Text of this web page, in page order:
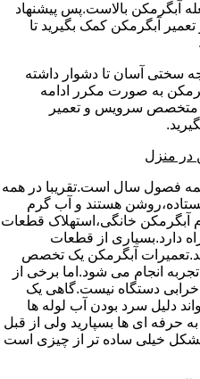
آبگرمکن بالاست.پس پیشنهاد
آبگرمکن کمک بگیرید تا
سختی آسان تا دشوار داشته
به صورت مکرر ادامه
متخصص سرویس و تعمیر
در منزل
همه فصول سال است.تقریبا در همه
هستند و آب گرم
آبگرمکن خانگی،استهلاک قطعات
دارد.بسیاری از قطعات
آبگرمکن یک تخصص
انجام می شود.اما برخی از
دستگاه نیست.گاهی یک
دلیل سرد بودن آب لوله ها
حرفه ای ها بسپارید ولی از قبل
خیلی ساده تر از چیزی است